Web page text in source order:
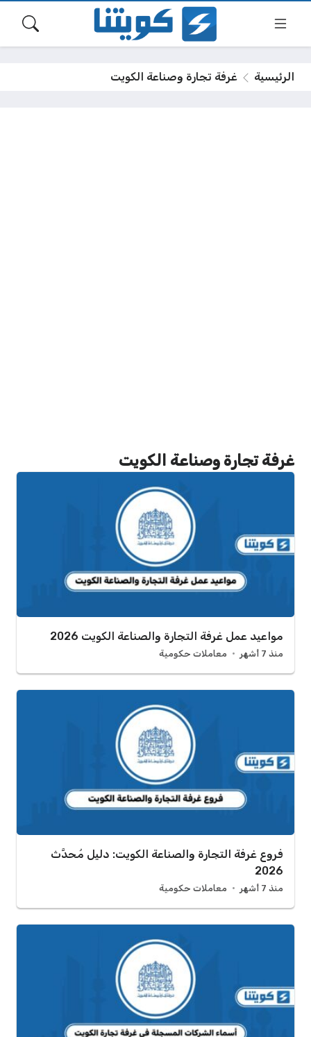
الرئيسية غرفة تجارة وصناعة الكويت
غرفة تجارة وصناعة الكويت
مواعيد عمل غرفة التجارة والصناعة الكويت 2026
منذ 7 أشهر معاملات حكومية
فروع غرفة التجارة والصناعة الكويت: دليل مُحدَّث
2026
منذ 7 أشهر معاملات حكومية